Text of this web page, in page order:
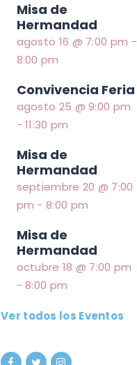
Misa de
Hermandad
agosto 16 @ 7:00 pm -
8:00 pm
Convivencia Feria
agosto 25 @ 9:00 pm
-11:30 pm
Misa de
Hermandad
septiembre 20 @ 7:00
pm -8:00 pm
Misa de
Hermandad
octubre 18 @ 7:00 pm
-8:00 pm
Ver todos los Eventos